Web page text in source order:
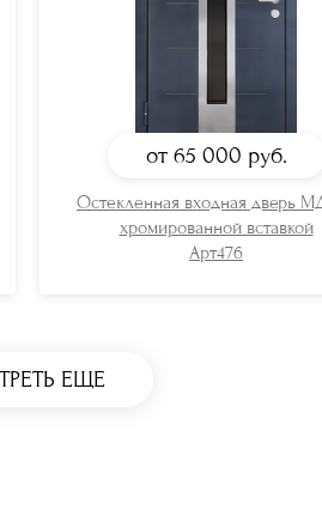
от 65 000 руб.
Остекленная входная дверь
хромированной вставкой
Арт476
ЕЩЕ